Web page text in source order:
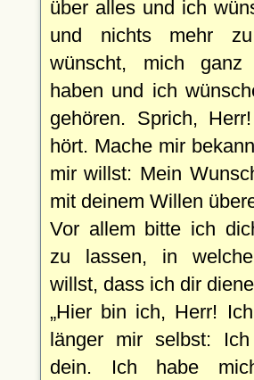
über alles und ich
und nichts mehr
wünscht, mich
haben und ich
gehören. Sprich,
hört. Mache mir
mir willst: Mein
mit deinem Willen
Vor allem bitte ich
zu lassen, in
willst, dass ich dir
Hier bin ich, Herr!
länger mir selbst:
dein. Ich habe